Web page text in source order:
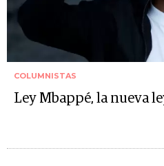
COLUMNISTAS
Ley Mbappé, la nueva